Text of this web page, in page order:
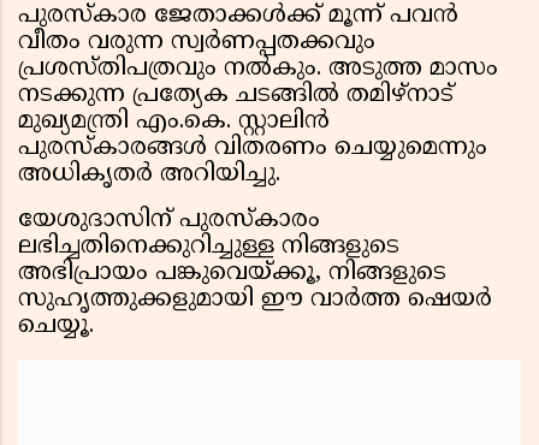
പുരസ്‌കാര ജേതാക്കൾക്ക് മൂന്ന് പവൻ
വീതം വരുന്ന സ്വർണപ്പതക്കവും
പ്രശസ്തിപത്രവും നൽകും. അടുത്ത മാസം
നടക്കുന്ന പ്രത്യേക ചടങ്ങിൽ തമിഴ്‌നാട്
മുഖ്യമന്ത്രി എം.കെ. സ്റ്റാലിൻ
പുരസ്‌കാരങ്ങൾ വിതരണം ചെയ്യുമെന്നും
അധികൃതർ അറിയിച്ചു.
യേശുദാസിന് പുരസ്കാരം
ലഭിച്ചതിനെക്കുറിച്ചുള്ള നിങ്ങളുടെ
അഭിപ്രായം പങ്കുവെയ്ക്കൂ, നിങ്ങളുടെ
സുഹൃത്തുക്കളുമായി ഈ വാർത്ത ഷെയർ
ചെയ്യൂ.